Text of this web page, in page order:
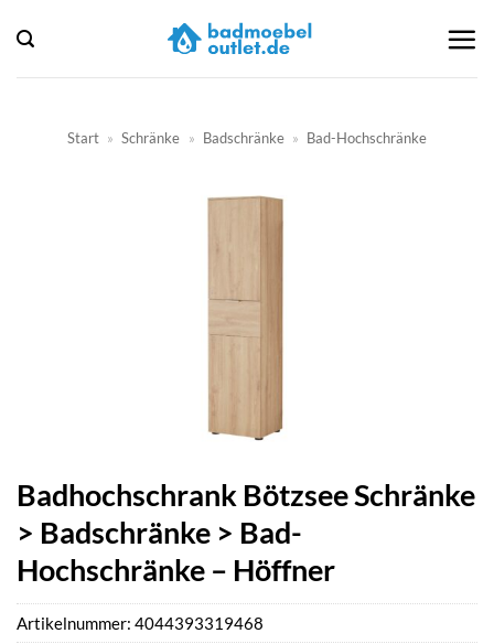
Inhalt
springen
Start » Schränke » Badschränke » Bad-Hochschränke
Badhochschrank Bötzsee Schränke
> Badschränke > Bad-
Hochschränke – Höffner
Artikelnummer: 4044393319468